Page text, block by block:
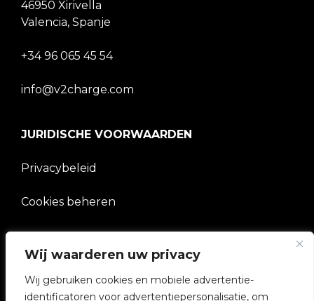
Wij waarderen uw privacy
Wij gebruiken cookies en mobiele advertentie-
identificatoren voor advertentiepersonalisatie, om
46950 Xirivella
Valencia, Spanje
+34 96 065 45 54
info@v2charge.com
JURIDISCHE VOORWAARDEN
Privacybeleid
Cookies beheren
BEDRIJF
V2C Gemeenschap